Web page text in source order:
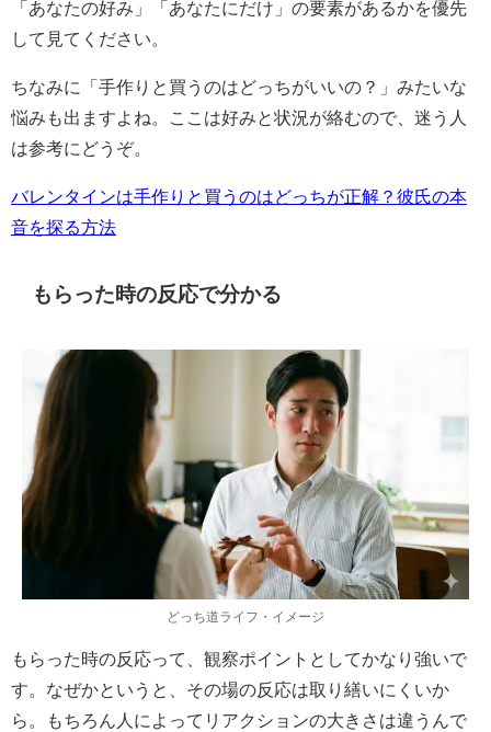
「あなたの好み」「あなたにだけ」 の要素があるかを優先
して見てください。
ちなみに「手作りと買うのはどっちがいいの？」みたいな
悩みも出ますよね。ここは好みと状況が絡むので、迷う人
は参考にどうぞ。
バレンタインは手作りと買うのはどっちが正解？彼氏の本
音を探る方法
もらった時の反応で分かる
どっち道ライフ・イメージ
もらった時の反応って、観察ポイントとしてかなり強いで
す。なぜかというと、その場の反応は取り繕いにくいか
ら。もちろん人によってリアクションの大きさは違うんで